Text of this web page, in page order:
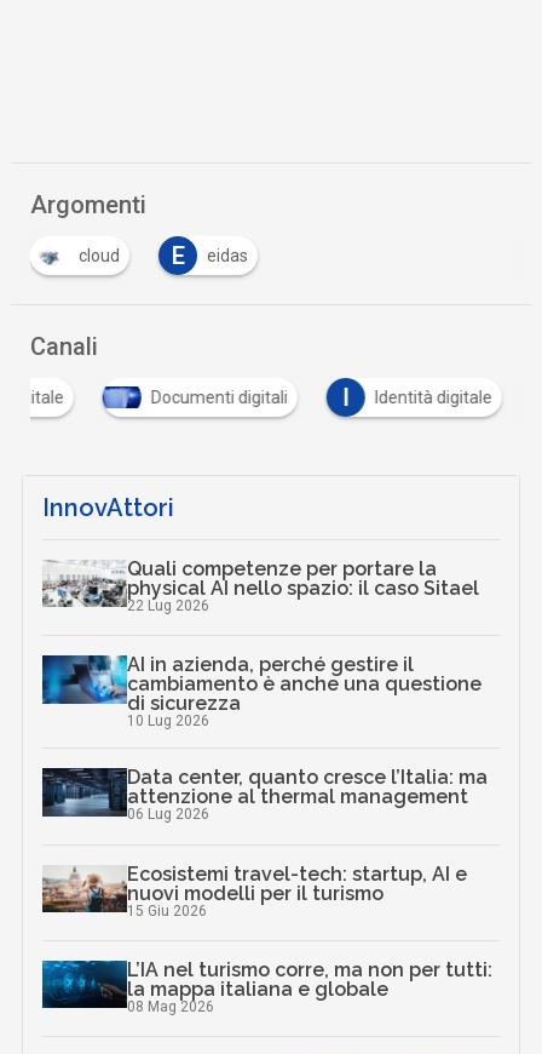
Argomenti
cloud E eidas
Canali
digitale Documenti digitali I Identità digitale
InnovAttori
Quali competenze per portare la
physical AI nello spazio: il caso Sitael
22 Lug 2026
AI in azienda, perché gestire il
cambiamento è anche una questione
di sicurezza
10 Lug 2026
Data center, quanto cresce l’Italia: ma
attenzione al thermal management
06 Lug 2026
Ecosistemi travel-tech: startup, AI e
nuovi modelli per il turismo
15 Giu 2026
L’IA nel turismo corre, ma non per tutti:
la mappa italiana e globale
08 Mag 2026